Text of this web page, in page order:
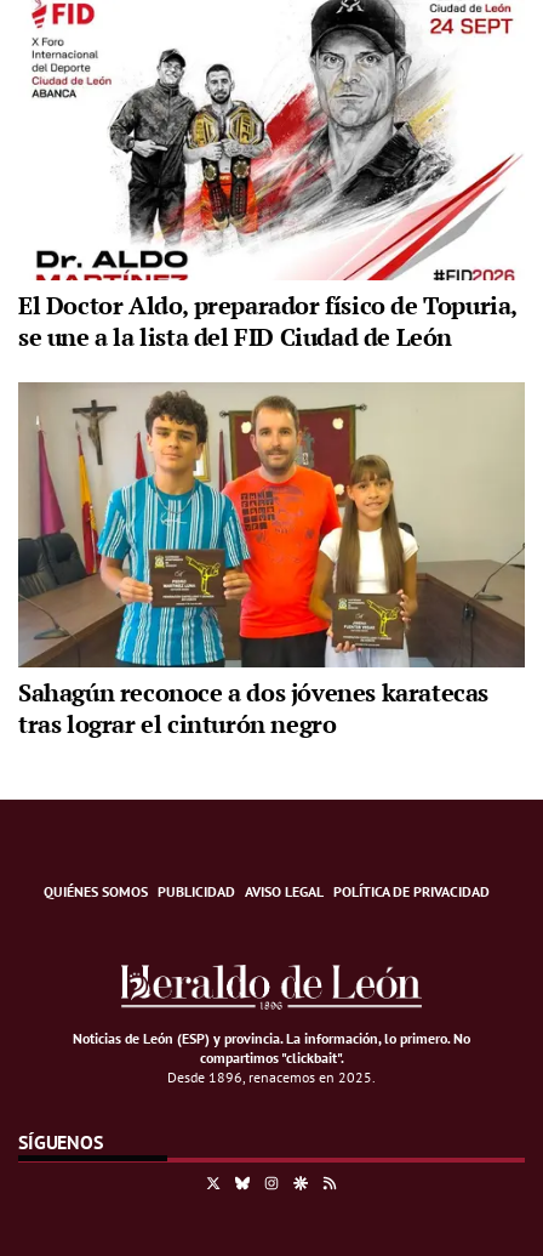
El Doctor Aldo, preparador físico de Topuria,
se une a la lista del FID Ciudad de León
Sahagún reconoce a dos jóvenes karatecas
tras lograr el cinturón negro
QUIÉNES SOMOS PUBLICIDAD AVISO LEGAL POLÍTICA DE PRIVACIDAD
Noticias de León (ESP) y provincia. La información, lo primero.No
compartimos "clickbait".
Desde 1896, renacemos en 2025.
SÍGUENOS
BlueskyInstagramGoogle Discover